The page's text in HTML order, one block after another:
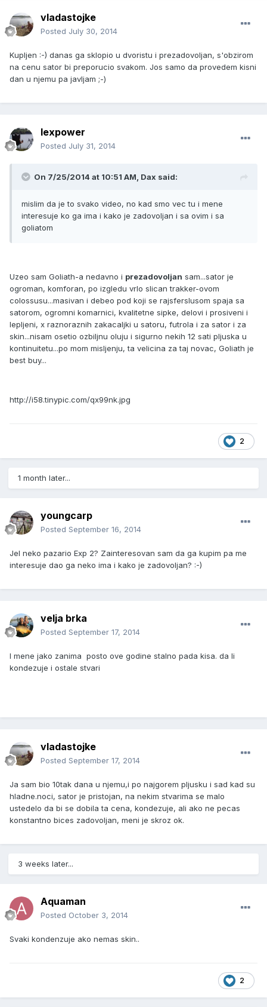
vladastojke
Posted July 30, 2014
Kupljen :-) danas ga sklopio u dvoristu i prezadovoljan, s'obzirom
na cenu sator bi preporucio svakom. Jos samo da provedem kisni
dan u njemu pa javljam ;-)
lexpower
Posted July 31, 2014
On 7/25/2014 at 10:51 AM, Dax said:
mislim da je to svako video, no kad smo vec tu i mene
interesuje ko ga ima i kako je zadovoljan i sa ovim i sa
goliatom
Uzeo sam Goliath-a nedavno i prezadovoljan sam...sator je
ogroman, komforan, po izgledu vrlo slican trakker-ovom
colossusu...masivan i debeo pod koji se rajsferslusom spaja sa
satorom, ogromni komarnici, kvalitetne sipke, delovi i prosiveni i
lepljeni, x raznoraznih zakacaljki u satoru, futrola i za sator i za
skin...nisam osetio ozbiljnu oluju i sigurno nekih 12 sati pljuska u
kontinuitetu...po mom misljenju, ta velicina za taj novac, Goliath je
best buy...
http://i58.tinypic.com/qx99nk.jpg
2
1 month later...
youngcarp
Posted September 16, 2014
Jel neko pazario Exp 2? Zainteresovan sam da ga kupim pa me
interesuje dao ga neko ima i kako je zadovoljan? :-)
velja brka
Posted September 17, 2014
I mene jako zanima posto ove godine stalno pada kisa. da li
kondezuje i ostale stvari
vladastojke
Posted September 17, 2014
Ja sam bio 10tak dana u njemu,i po najgorem pljusku i sad kad su
hladne.noci, sator je pristojan, na nekim stvarima se malo
ustedelo da bi se dobila ta cena, kondezuje, ali ako ne pecas
konstantno bices zadovoljan, meni je skroz ok.
3 weeks later...
Aquaman
Posted October 3, 2014
Svaki kondenzuje ako nemas skin..
2